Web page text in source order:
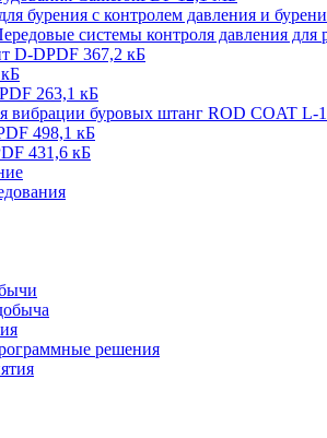
бурения с контролем давления и
системы контроля давления
D-DPDF 367,2 кБ
PDF 263,1 кБ
вибрации буровых штанг ROD COAT L-
498,1 кБ
431,6 кБ
решения